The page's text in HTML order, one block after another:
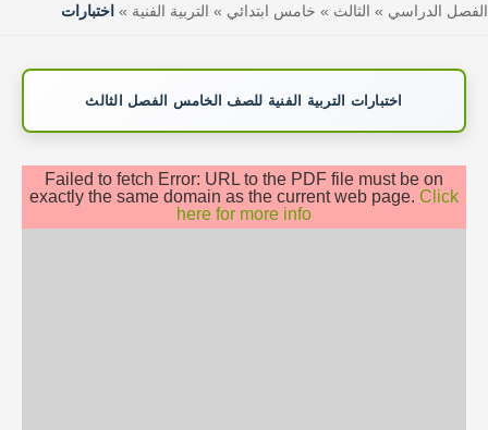
الفصل الدراسي » الثالث » خامس ابتدائي » التربية الفنية » اختبارات
اختبارات التربية الفنية للصف الخامس الفصل الثالث
Failed to fetch Error: URL to the PDF file must be on
exactly the same domain as the current web page. Click
here for more info